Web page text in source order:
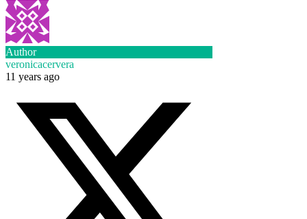
Author
veronicacervera
11 years ago